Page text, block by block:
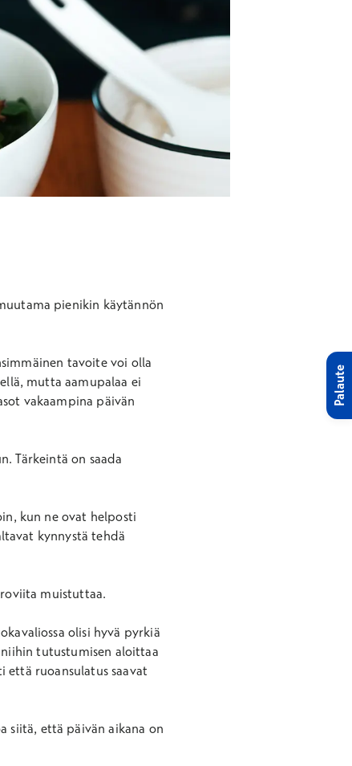
pienikin käytännön
tavoite voi olla
mutta aamupalaa ei
vakaampina päivän
Tärkeintä on saada
kun ne ovat helposti
kynnystä tehdä
muistuttaa.
olisi hyvä pyrkiä
tutustumisen aloittaa
että ruoansulatus saavat
siitä, että päivän aikana on
Palaute